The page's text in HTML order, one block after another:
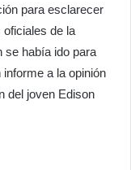
para esclarecer
de la
se había ido para
a la opinión
del joven Edison